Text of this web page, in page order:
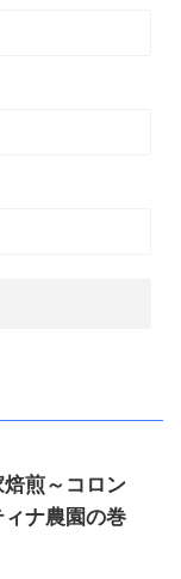
煎～コロン
ナ農園の巻